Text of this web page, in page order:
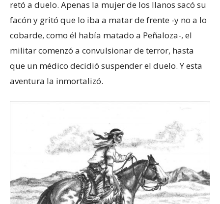
retó a duelo. Apenas la mujer de los llanos sacó su
facón y gritó que lo iba a matar de frente -y no a lo
cobarde, como él había matado a Peñaloza-, el
militar comenzó a convulsionar de terror, hasta
que un médico decidió suspender el duelo. Y esta
aventura la inmortalizó.